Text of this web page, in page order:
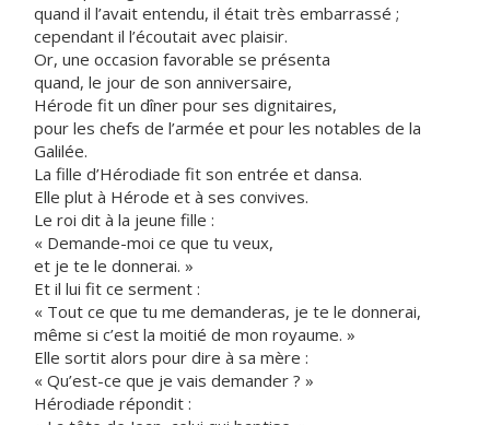
quand il l’avait entendu, il était très embarrassé ;
cependant il l’écoutait avec plaisir.
Or, une occasion favorable se présenta
quand, le jour de son anniversaire,
Hérode fit un dîner pour ses dignitaires,
pour les chefs de l’armée et pour les notables de la
Galilée.
La fille d’Hérodiade fit son entrée et dansa.
Elle plut à Hérode et à ses convives.
Le roi dit à la jeune fille :
« Demande-moi ce que tu veux,
et je te le donnerai. »
Et il lui fit ce serment :
« Tout ce que tu me demanderas, je te le donnerai,
même si c’est la moitié de mon royaume. »
Elle sortit alors pour dire à sa mère :
« Qu’est-ce que je vais demander ? »
Hérodiade répondit :